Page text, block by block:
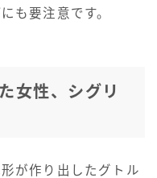
も要注意です。
女性、シグリ
が作り出したグトル